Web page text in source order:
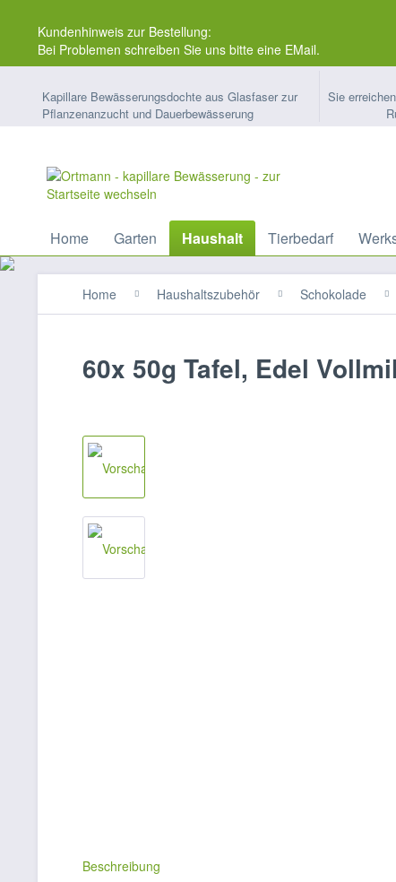
Kundenhinweis zur Bestellung:
Bei Problemen schreiben Sie uns bitte eine EMail.
Kapillare Bewässerungsdochte aus Glasfaser zur
Pflanzenanzucht und Dauerbewässerung
Sie
Home Garten Haushalt Tierbedarf
Home Haushaltszubehör Schokolade
60x 50g Tafel, Edel
Beschreibung